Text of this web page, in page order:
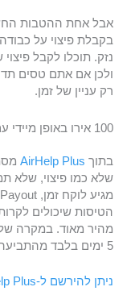
אבל אחת ההטבות
בקבלת פיצוי על
ולכן אם אתם טסים
רק עניין של זמן.
100 אירו באופן מיידי עם שירות AirPayout
בתוך AirHelp Plus
שלא כמו פיצוי, שלא
הטיסות שיכולים
5 ימים בלבד מהתביעה שלכם.
ניתן להירשם ל-AirHelp Plus